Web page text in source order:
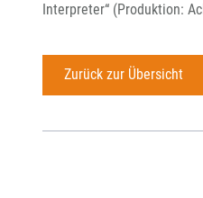
Interpreter“ (Produktion:
Zurück zur Übersicht